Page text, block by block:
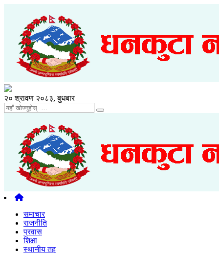
२० श्रावण २०८३, बुधबार
समाचार
राजनीति
प्रवास
शिक्षा
स्थानीय तह